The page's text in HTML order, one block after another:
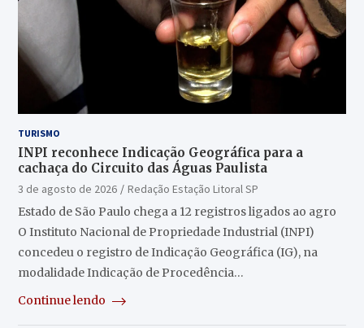
TURISMO
INPI reconhece Indicação Geográfica para a
cachaça do Circuito das Águas Paulista
3 de agosto de 2026
Redação Estação Litoral SP
Estado de São Paulo chega a 12 registros ligados ao agro
O Instituto Nacional de Propriedade Industrial (INPI)
concedeu o registro de Indicação Geográfica (IG), na
modalidade Indicação de Procedência…
Continue lendo